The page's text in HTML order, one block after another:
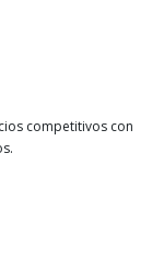
competitivos con